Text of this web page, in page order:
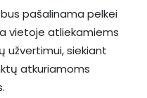
pašalinama pelkei
vietoje atliekamiems
užvertimui, siekiant
atkuriamoms